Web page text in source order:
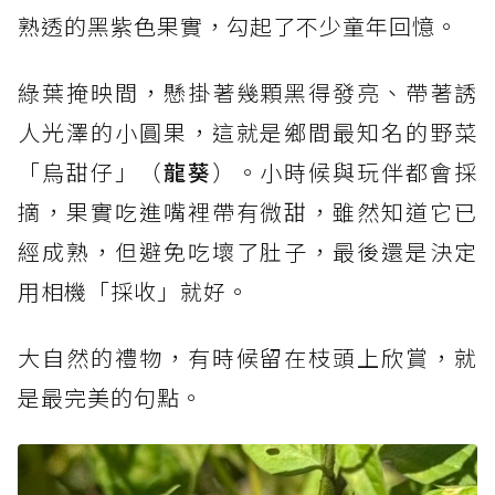
熟透的黑紫色果實，勾起了不少童年回憶。
綠葉掩映間，懸掛著幾顆黑得發亮、帶著誘
人光澤的小圓果，這就是鄉間最知名的野菜
「烏甜仔」（龍葵）。小時候與玩伴都會採
摘，果實吃進嘴裡帶有微甜，雖然知道它已
經成熟，但避免吃壞了肚子，最後還是決定
用相機「採收」就好。
大自然的禮物，有時候留在枝頭上欣賞，就
是最完美的句點。